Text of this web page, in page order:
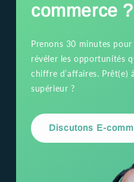
commerce ?
Prenons 30 minutes
révéler les opportunités
chiffre d’affaires. Prêt(e)
supérieur ?
Discutons E-